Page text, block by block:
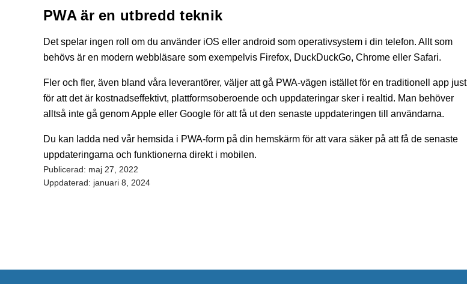
PWA är en utbredd teknik
Det spelar ingen roll om du använder iOS eller android som operativsystem i din telefon. Allt som
behövs är en modern webbläsare som exempelvis Firefox, DuckDuckGo, Chrome eller Safari.
Fler och fler, även bland våra leverantörer, väljer att gå PWA-vägen istället för en traditionell app just
för att det är kostnadseffektivt, plattformsoberoende och uppdateringar sker i realtid. Man behöver
alltså inte gå genom Apple eller Google för att få ut den senaste uppdateringen till användarna.
Du kan ladda ned vår hemsida i PWA-form på din hemskärm för att vara säker på att få de senaste
uppdateringarna och funktionerna direkt i mobilen.
Publicerad: maj 27, 2022
Uppdaterad: januari 8, 2024